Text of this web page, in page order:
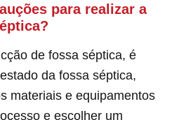
para realizar a
de fossa séptica, é
da fossa séptica,
materiais e equipamentos
e escolher um